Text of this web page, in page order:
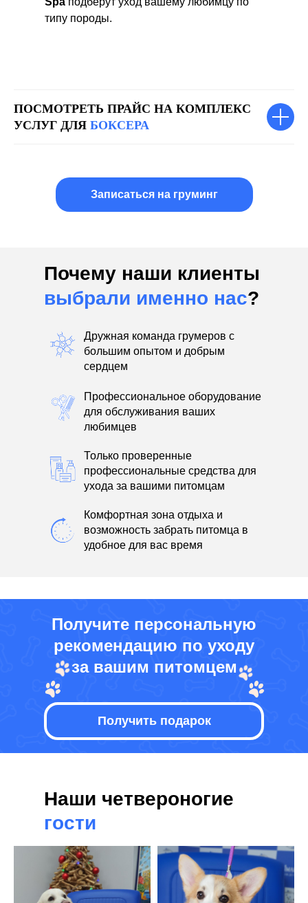
типу породы.
ПОСМОТРЕТЬ ПРАЙС НА КОМПЛЕКС
УСЛУГ ДЛЯ БОКСЕРА
Записаться на груминг
Почему наши клиенты
выбрали именно нас?
Дружная команда грумеров с
большим опытом и добрым
сердцем
Профессиональное оборудование
для обслуживания ваших
любимцев
Только проверенные
профессиональные средства для
ухода за вашими питомцам
Комфортная зона отдыха и
возможность забрать питомца в
удобное для вас время
Получить подарок
Получите персональную
рекомендацию по уходу
за вашим питомцем
Наши четвероногие
гости